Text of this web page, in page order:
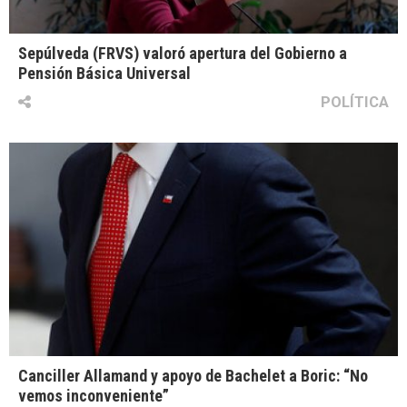
Sepúlveda (FRVS) valoró apertura del Gobierno a
Pensión Básica Universal
POLÍTICA
Canciller Allamand y apoyo de Bachelet a Boric: “No
vemos inconveniente”